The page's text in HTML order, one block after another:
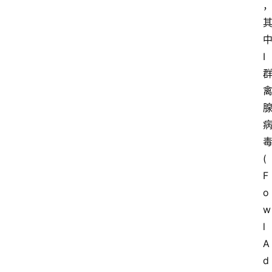
，
其
中
I
群
禽
腺
病
毒
(
F
o
w
l
A
d